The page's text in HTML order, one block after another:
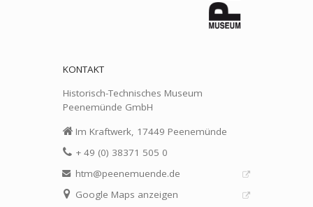
KONTAKT
Historisch-Technisches Museum
Peenemünde GmbH
Im Kraftwerk, 17449 Peenemünde
+ 49 (0) 38371 505 0
htm@peenemuende.de
Google Maps anzeigen